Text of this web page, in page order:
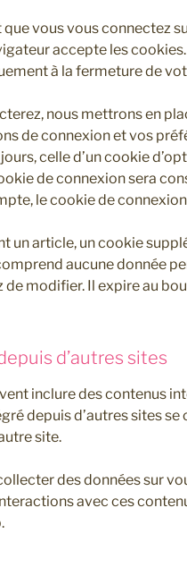
vous vous connectez
accepte les
à la fermeture de
nous mettrons en
de connexion et vos
celle d’un cookie
de connexion sera
le cookie de
un article, un cookie
aucune donnée
de modifier. Il expire au
d’autres sites
inclure des contenus
depuis d’autres sites
site.
des données sur
avec ces